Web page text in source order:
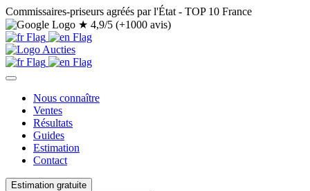
Commissaires-priseurs agréés par l'État - TOP 10 France
★ 4,9/5 (+1000 avis)
Nous connaître
Ventes
Résultats
Guides
Estimation
Contact
Estimation gratuite